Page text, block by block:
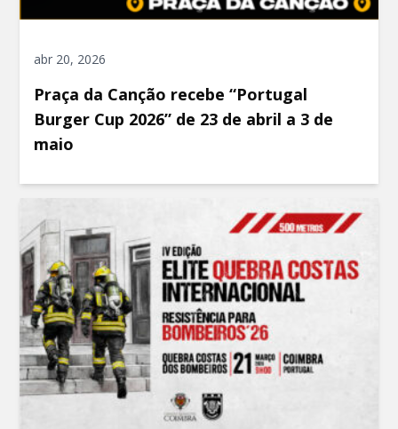
abr 20, 2026
Praça da Canção recebe “Portugal
Burger Cup 2026” de 23 de abril a 3 de
maio